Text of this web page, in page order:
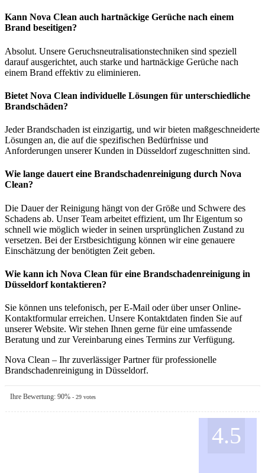
Kann Nova Clean auch hartnäckige Gerüche nach einem
Brand beseitigen?
Absolut. Unsere Geruchsneutralisationstechniken sind speziell
darauf ausgerichtet, auch starke und hartnäckige Gerüche nach
einem Brand effektiv zu eliminieren.
Bietet Nova Clean individuelle Lösungen für unterschiedliche
Brandschäden?
Jeder Brandschaden ist einzigartig, und wir bieten maßgeschneiderte
Lösungen an, die auf die spezifischen Bedürfnisse und
Anforderungen unserer Kunden in Düsseldorf zugeschnitten sind.
Wie lange dauert eine Brandschadenreinigung durch Nova
Clean?
Die Dauer der Reinigung hängt von der Größe und Schwere des
Schadens ab. Unser Team arbeitet effizient, um Ihr Eigentum so
schnell wie möglich wieder in seinen ursprünglichen Zustand zu
versetzen. Bei der Erstbesichtigung können wir eine genauere
Einschätzung der benötigten Zeit geben.
Wie kann ich Nova Clean für eine Brandschadenreinigung in
Düsseldorf kontaktieren?
Sie können uns telefonisch, per E-Mail oder über unser Online-
Kontaktformular erreichen. Unsere Kontaktdaten finden Sie auf
unserer Website. Wir stehen Ihnen gerne für eine umfassende
Beratung und zur Vereinbarung eines Termins zur Verfügung.
Nova Clean – Ihr zuverlässiger Partner für professionelle
Brandschadenreinigung in Düsseldorf.
Ihre Bewertung: 90% - 29 votes
4.5